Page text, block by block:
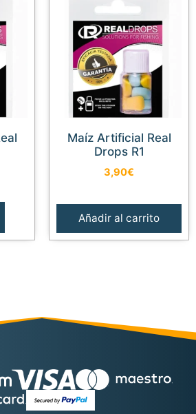
Maíz Artificial Real
Drops R1
3,90€
Añadir al carrito